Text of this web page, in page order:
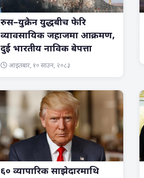
रुस–युक्रेन युद्धबीच फेरि
व्यावसायिक जहाजमा आक्रमण,
दुई भारतीय नाविक बेपत्ता
आइतबार, १० साउन, २०८३
६० व्यापारिक साझेदारमाथि